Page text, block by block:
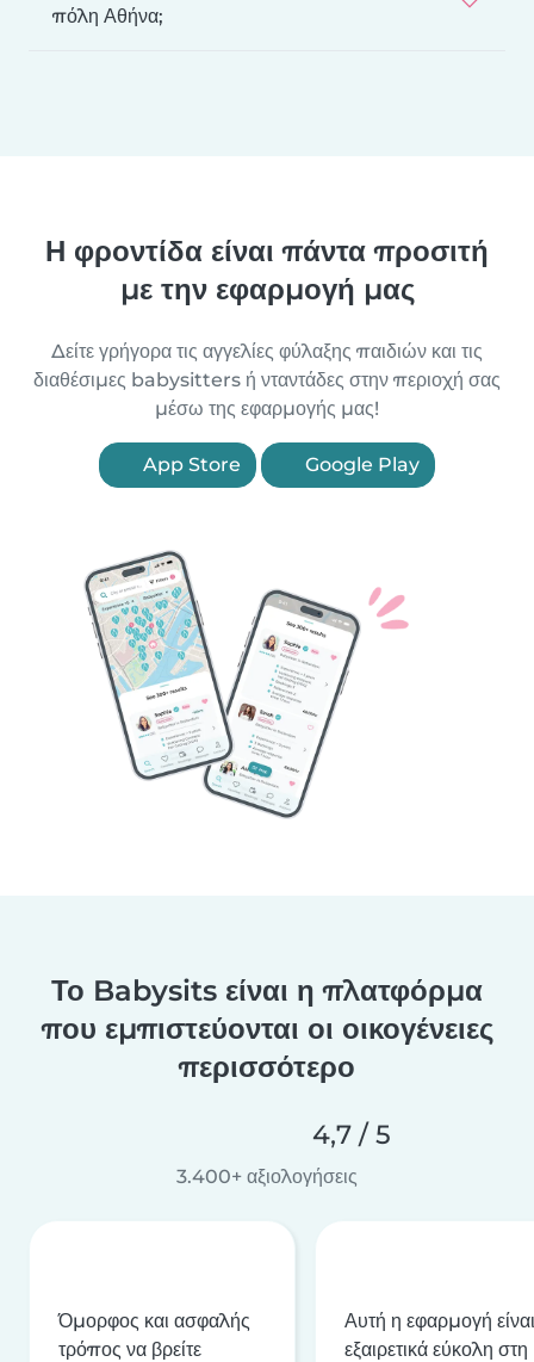
πόλη Αθήνα;
Η φροντίδα είναι πάντα προσιτή
με την εφαρμογή μας
Δείτε γρήγορα τις αγγελίες φύλαξης παιδιών και τις
διαθέσιμες babysitters ή νταντάδες στην περιοχή σας
μέσω της εφαρμογής μας!
App Store Google Play
Το Babysits είναι η πλατφόρμα
που εμπιστεύονται οι οικογένειες
περισσότερο
4,7 / 5
3.400+ αξιολογήσεις
Όμορφος και ασφαλής
τρόπος να βρείτε
Αυτή η εφαρμογή είναι
εξαιρετικά εύκολη στη